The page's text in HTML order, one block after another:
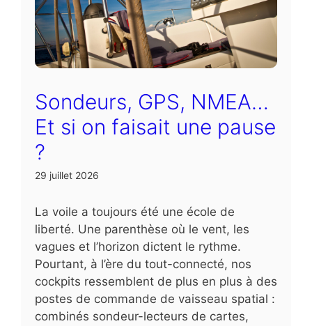
Sondeurs, GPS, NMEA…
Et si on faisait une pause
?
29 juillet 2026
La voile a toujours été une école de
liberté. Une parenthèse où le vent, les
vagues et l’horizon dictent le rythme.
Pourtant, à l’ère du tout-connecté, nos
cockpits ressemblent de plus en plus à des
postes de commande de vaisseau spatial :
combinés sondeur-lecteurs de cartes,